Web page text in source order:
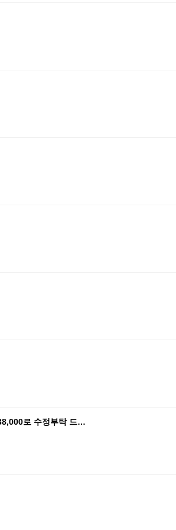
로 수정부탁 드…